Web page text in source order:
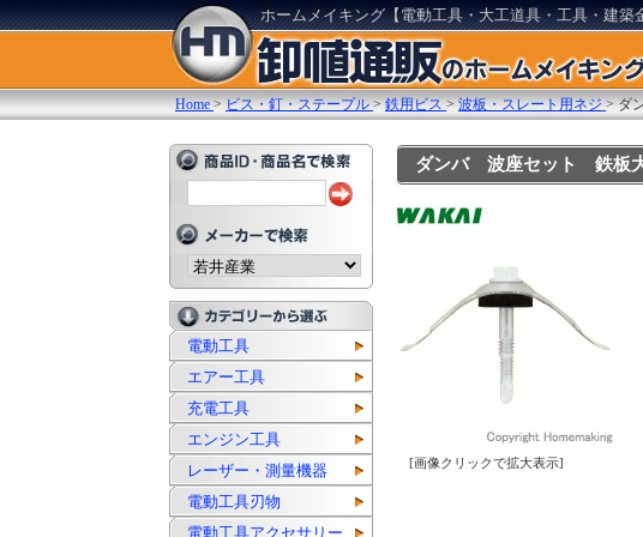
ホームメイキング【電動工具・大工道具・工具・建築
Home >ビス・釘・ステープル >鉄用ビス >波板・スレート用ネジ >ダ
電動工具
エアー工具
充電工具
エンジン工具
レーザー・測量機器
電動工具刃物
電動工具アクセサリー
ダンバ 波座セット 鉄板
[画像クリックで拡大表示]